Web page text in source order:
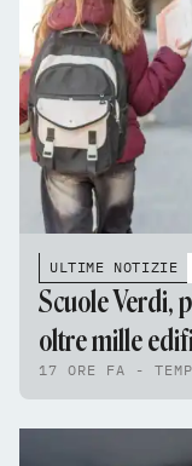
ULTIME NOTIZIE
Scuole Verdi,
oltre mille
17 ORE FA -